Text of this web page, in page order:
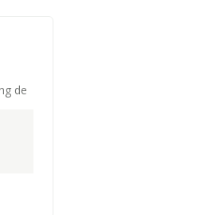
de